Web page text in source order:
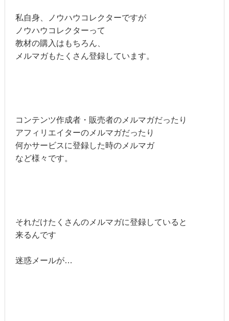
私自身、ノウハウコレクターですが
ノウハウコレクターって
教材の購入はもちろん、
メルマガもたくさん登録しています。
コンテンツ作成者・販売者のメルマガだったり
アフィリエイターのメルマガだったり
何かサービスに登録した時のメルマガ
など様々です。
それだけたくさんのメルマガに登録していると
来るんです
迷惑メールが…